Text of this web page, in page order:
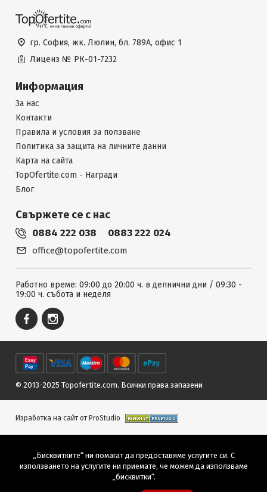
гр. София, жк. Люлин, бл. 789А, офис 1
Лиценз № РК-01-7232
Информация
За нас
Контакти
Правила и условия за ползване
Политика за защита на личните данни
Карта на сайта
TopOfertite.com - Награди
Блог
Свържете се с нас
0884 222 038 0883 222 024
office@topofertite.com
Работно време: 09:00 до 20:00 ч. в делнични дни / 09:30 -
19:00 ч. събота и неделя
© 2013-2025 Topofertite.com. Всички права запазени
Изработка на сайт от ProStudio
„Бисквитките“ ни помагат да предоставяме услугите си. С
използването на услугите ни приемате, че можем да използваме
„бисквитки“.